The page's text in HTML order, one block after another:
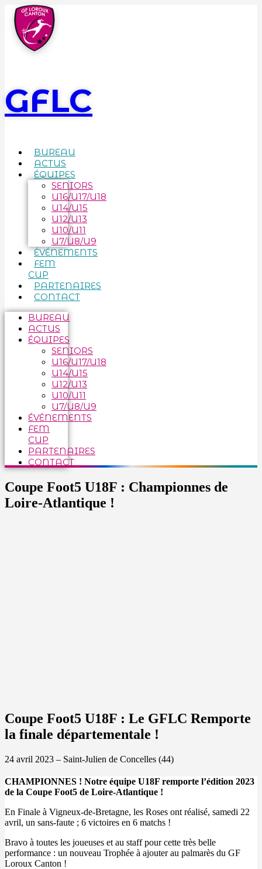
GFLC
BUREAU
ACTUS
ÉQUIPES
SENIORS
U16/U17/U18
U14/U15
U12/U13
U10/U11
U7/U8/U9
ÉVÉNEMENTS
FEM
CUP
PARTENAIRES
CONTACT
BUREAU
ACTUS
ÉQUIPES
SENIORS
U16/U17/U18
U14/U15
U12/U13
U10/U11
U7/U8/U9
ÉVÉNEMENTS
FEM
CUP
PARTENAIRES
CONTACT
Coupe Foot5 U18F : Championnes de
Loire-Atlantique !
Coupe Foot5 U18F : Le GFLC Remporte
la finale départementale !
24 avril 2023 – Saint-Julien de Concelles (44)
CHAMPIONNES ! Notre équipe U18F remporte l’édition 2023
de la Coupe Foot5 de Loire-Atlantique !
En Finale à Vigneux-de-Bretagne, les Roses ont réalisé, samedi 22
avril, un sans-faute ; 6 victoires en 6 matchs !
Bravo à toutes les joueuses et au staff pour cette très belle
performance : un nouveau Trophée à ajouter au palmarès du GF
Loroux Canton !